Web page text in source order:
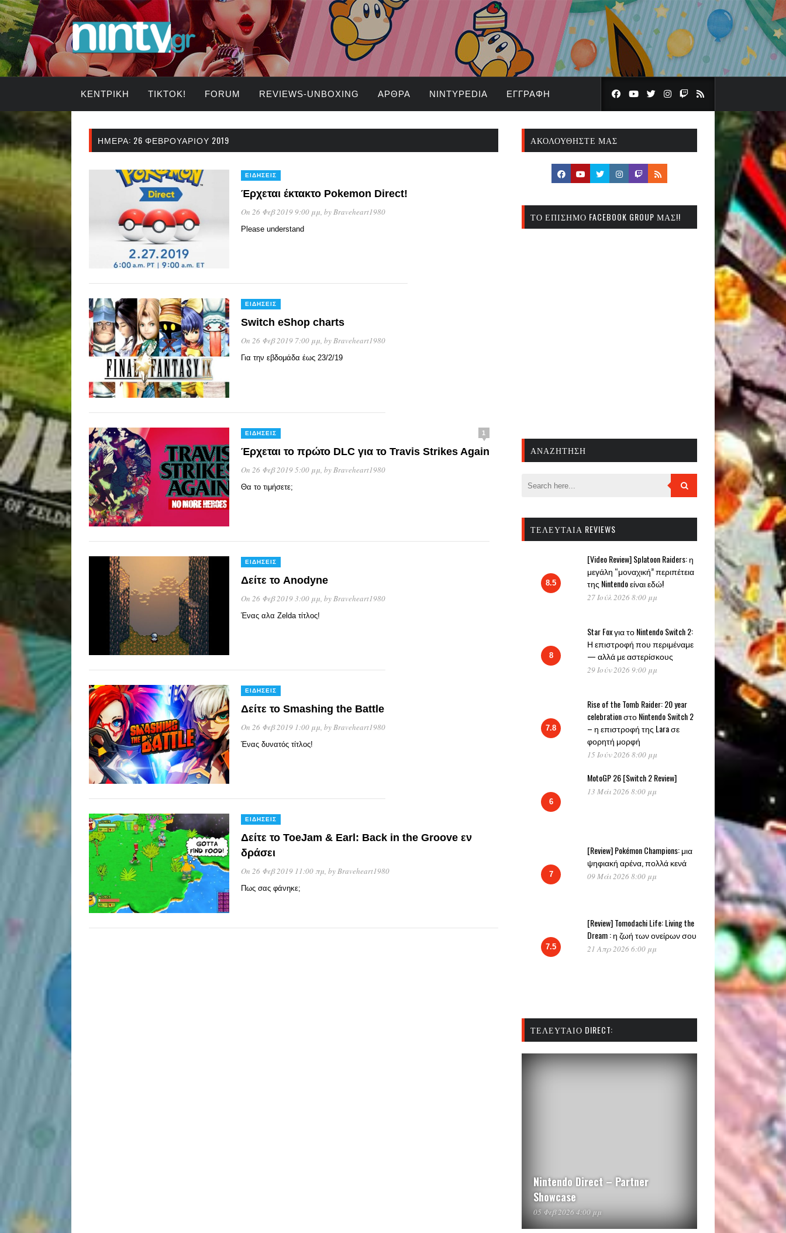
ΚΕΝΤΡΙΚΉ TIKTOK! FORUM REVIEWS-UNBOXING ΆΡΘΡΑ NINTYPEDIA ΕΓΓΡΑΦΉ
ΗΜΈΡΑ: 26 ΦΕΒΡΟΥΑΡΊΟΥ 2019
ΕΙΔΉΣΕΙΣ
Έρχεται έκτακτο Pokemon Direct!
On 26 Φεβ 2019 9:00 μμ, byBraveheart1980
Please understand
ΕΙΔΉΣΕΙΣ
Switch eShop charts
On 26 Φεβ 2019 7:00 μμ, byBraveheart1980
Για την εβδομάδα έως 23/2/19
ΕΙΔΉΣΕΙΣ 1
Έρχεται το πρώτο DLC για το Travis Strikes Again
On 26 Φεβ 2019 5:00 μμ , by Braveheart1980
Θα το τιμήσετε;
ΕΙΔΉΣΕΙΣ
Δείτε το Anodyne
On 26 Φεβ 2019 3:00 μμ, byBraveheart1980
Ένας αλα Zelda τίτλος!
ΕΙΔΉΣΕΙΣ
Δείτε το Smashing the Battle
On 26 Φεβ 2019 1:00 μμ, byBraveheart1980
Ένας δυνατός τίτλος!
ΕΙΔΉΣΕΙΣ
Δείτε το ToeJam & Earl: Back in the Groove εν
δράσει
On 26 Φεβ 2019 11:00 πμ, byBraveheart1980
Πως σας φάνηκε;
ΑΚΟΛΟΥΘΉΣΤΕ ΜΑΣ
ΤΟ ΕΠΊΣΗΜΟ FACEBOOK GROUP ΜΑΣ!!
ΑΝΑΖΉΤΗΣΗ
ΤΕΛΕΥΤΑΊΑ REVIEWS
8.5
[Video Review] Splatoon Raiders: η
μεγάλη “μοναχική” περιπέτεια
της Nintendo είναι εδώ!
27 Ιούλ 2026 8:00 μμ
8
Star Fox για το Nintendo Switch 2:
Η επιστροφή που περιμέναμε
— αλλά με αστερίσκους
29 Ιούν 2026 9:00 μμ
7.8
Rise of the Tomb Raider: 20 year
celebration στο Nintendo Switch 2
– η επιστροφή της Lara σε
φορητή μορφή
15 Ιούν 2026 8:00 μμ
6
MotoGP 26 [Switch 2 Review]
13 Μάι 2026 8:00 μμ
7
[Review] Pokémon Champions: μια
ψηφιακή αρένα, πολλά κενά
09 Μάι 2026 8:00 μμ
7.5
[Review] Tomodachi Life: Living the
Dream : η ζωή των ονείρων σου
21 Απρ 2026 6:00 μμ
ΤΕΛΕΥΤΑΊΟ DIRECT:
Nintendo Direct – Partner
Showcase
05 Φεβ 2026 4:00 μμ